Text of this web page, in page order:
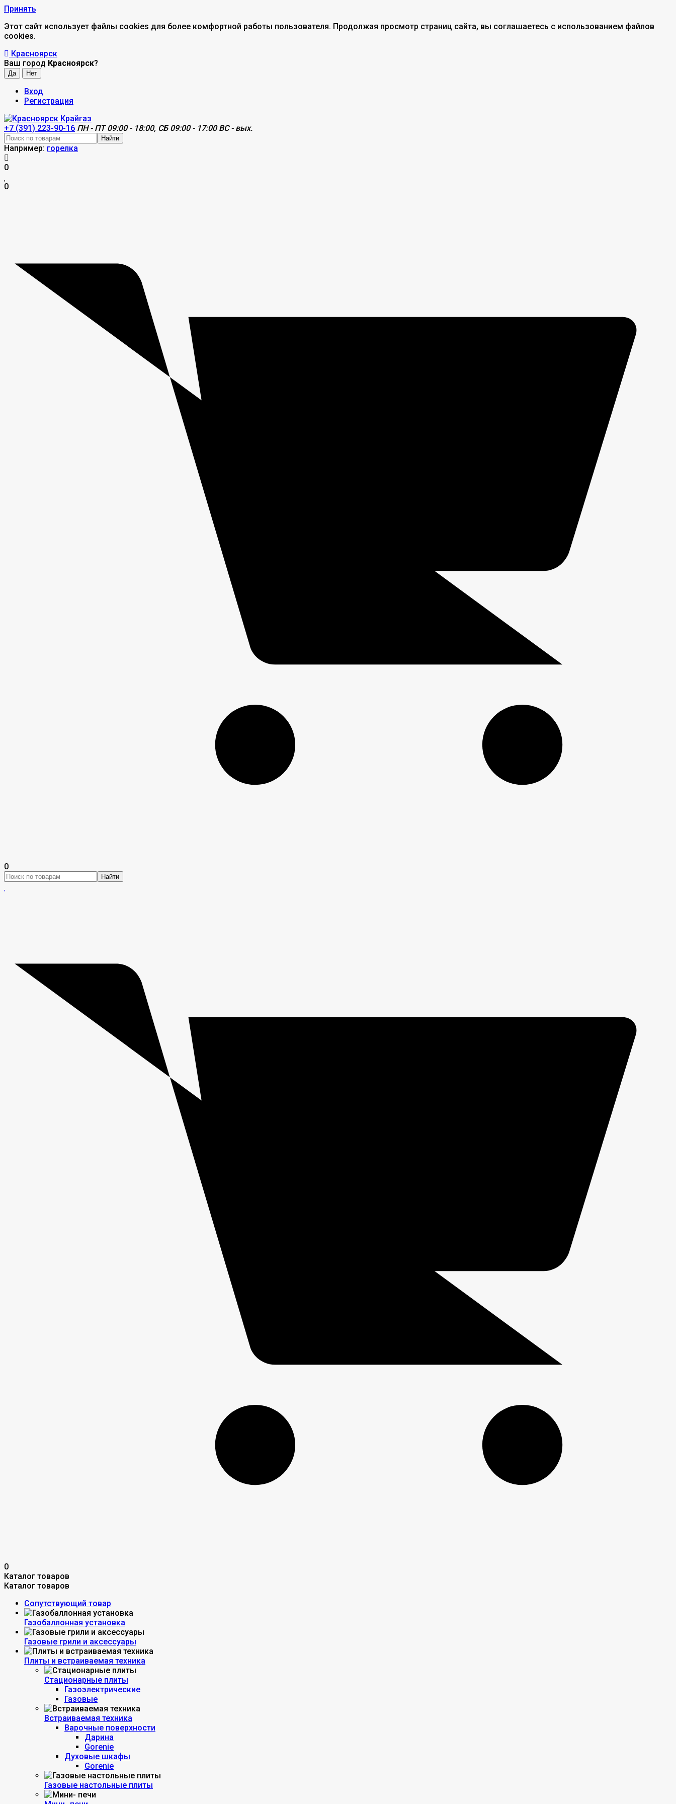
Принять
Этот сайт использует файлы cookies для более комфортной работы пользователя. Продолжая просмотр страниц сайта, вы соглашаетесь с использованием файлов
cookies.
Красноярск
Ваш город Красноярск?
Вход
Регистрация
+7 (391) 223-90-16 ПН - ПТ 09:00 - 18:00, СБ 09:00 - 17:00 ВС - вых.
Найти
Например: горелка
0
0
0
Найти
0
Каталог товаров
Каталог товаров
Сопутствующий товар
Газобаллонная установка
Газовые грили и аксессуары
Плиты и встраиваемая техника
Стационарные плиты
Газоэлектрические
Газовые
Встраиваемая техника
Варочные поверхности
Дарина
Gorenie
Духовые шкафы
Gorenie
Газовые настольные плиты